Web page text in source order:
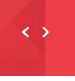
SolidWorks Kursu
Erol